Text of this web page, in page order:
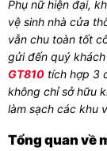
Phụ nữ hiện đại,
vệ sinh nhà cửa
vẫn chu toàn tốt
gửi đến quý
GT810tích hợp 3
không chỉ sở hữu
làm sạch các khu
Tổng quan về